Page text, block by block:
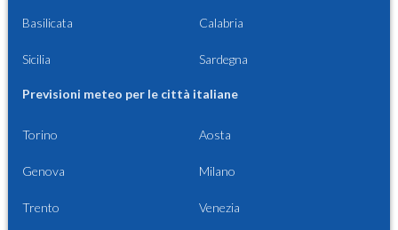
Basilicata Calabria
Sicilia Sardegna
Previsioni meteo per le città italiane
Torino Aosta
Genova Milano
Trento Venezia